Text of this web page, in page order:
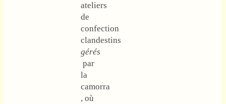
ateliers
de
confection
clandestins
gérés
par
la
camorra
, où